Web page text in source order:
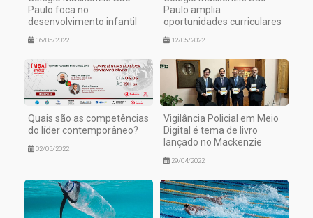
Paulo foca no
desenvolvimento infantil
16/05/2022
Paulo amplia
oportunidades curriculares
12/05/2022
Quais são as competências
do líder contemporâneo?
02/05/2022
Vigilância Policial em Meio
Digital é tema de livro
lançado no Mackenzie
29/04/2022